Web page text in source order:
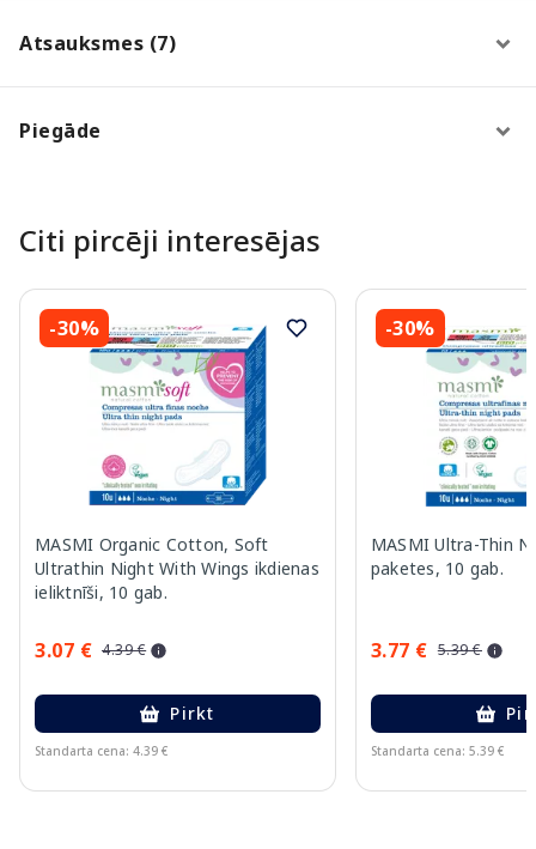
Atsauksmes (7)
Piegāde
Citi pircēji interesējas
-30%
MASMI Organic Cotton, Soft
Ultrathin Night With Wings ikdienas
ieliktnīši, 10 gab.
3.07 € 4.39 €
Pirkt
Standarta cena: 4.39 €
-30%
MASMI Ultra-Thin
paketes, 10 gab.
3.77 € 5.39 €
Standarta cena: 5.39 €